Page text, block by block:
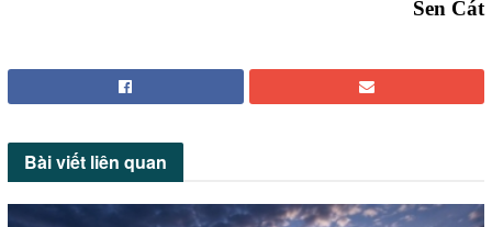
Sen Cát
Bài viết liên quan